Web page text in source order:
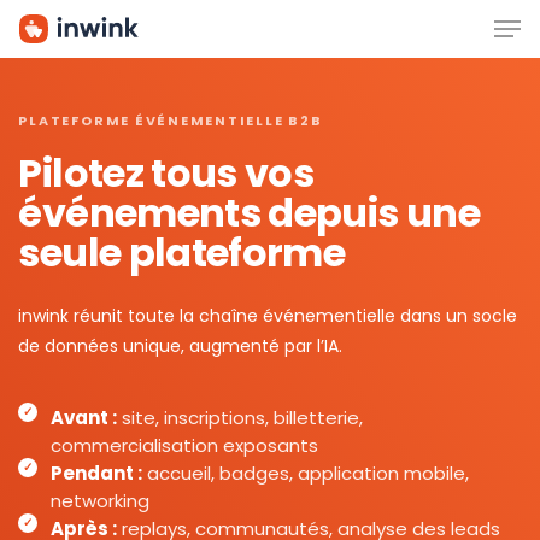
Skip
PLATEFORME ÉVÉNEMENTIELLE B2B
Pilotez tous vos
événements depuis une
seule plateforme
inwink réunit toute la chaîne événementielle dans un socle
de données unique, augmenté par l’IA.
Avant :site, inscriptions, billetterie,
commercialisation exposants
Pendant :accueil, badges, application mobile,
networking
Après :replays, communautés, analyse des leads